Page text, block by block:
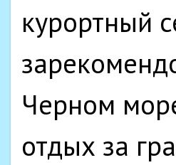
курортный
Черном
отдых за